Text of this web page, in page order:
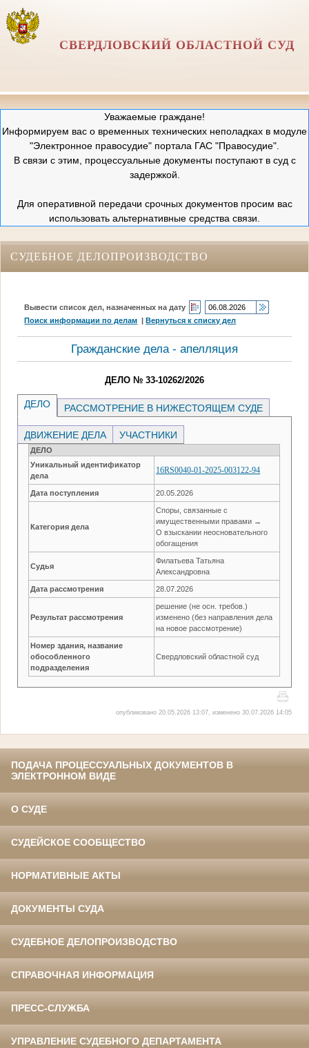
СВЕРДЛОВСКИЙ ОБЛАСТНОЙ СУД
Уважаемые граждане!
Информируем вас о временных технических неполадках в модуле
"Электронное правосудие" портала ГАС "Правосудие".
В связи с этим, процессуальные документы поступают в суд с
задержкой.
Для оперативной передачи срочных документов просим вас
использовать альтернативные средства связи.
СУДЕБНОЕ ДЕЛОПРОИЗВОДСТВО
Вывести список дел, назначенных на дату
Поиск информации по делам |Вернуться к списку дел
Гражданские дела - апелляция
ДЕЛО № 33-10262/2026
ДЕЛО РАССМОТРЕНИЕ В НИЖЕСТОЯЩЕМ СУДЕ
ДВИЖЕНИЕ ДЕЛА УЧАСТНИКИ
ДЕЛО
Уникальный идентификатор
дела
16RS0040-01-2025-003122-94
Дата поступления 20.05.2026
Категория дела
Споры, связанные с
имущественными правами →
О взыскании неосновательного
обогащения
Судья
Филатьева Татьяна
Александровна
Дата рассмотрения 28.07.2026
Результат рассмотрения
решение (не осн. требов.)
изменено (без направления дела
на новое рассмотрение)
Номер здания, название
обособленного
подразделения
Свердловский областной суд
опубликовано 20.05.2026 13:07, изменено 30.07.2026 14:05
ПОДАЧА ПРОЦЕССУАЛЬНЫХ ДОКУМЕНТОВ В
ЭЛЕКТРОННОМ ВИДЕ
О СУДЕ
СУДЕЙСКОЕ СООБЩЕСТВО
НОРМАТИВНЫЕ АКТЫ
ДОКУМЕНТЫ СУДА
СУДЕБНОЕ ДЕЛОПРОИЗВОДСТВО
СПРАВОЧНАЯ ИНФОРМАЦИЯ
ПРЕСС-СЛУЖБА
УПРАВЛЕНИЕ СУДЕБНОГО ДЕПАРТАМЕНТА